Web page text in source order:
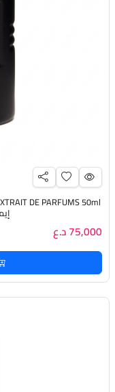
DE PARFUMS 50ml
75,000 د.ع